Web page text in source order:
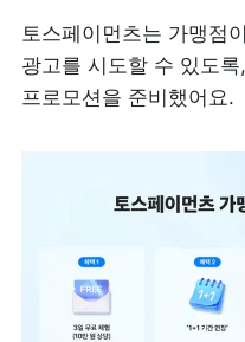
토스페이먼츠는 가맹점
광고를 시도할 수 있도
프로모션을 준비했어요.